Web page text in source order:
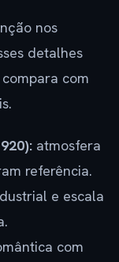
nos
detalhes
com
atmosfera
referência.
e escala
com